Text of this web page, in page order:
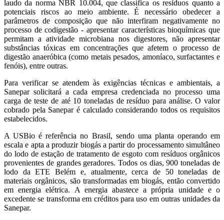
laudo da norma NBR 10.004, que classifica os resíduos quanto a
potenciais riscos ao meio ambiente. É necessário obedecer a
parâmetros de composição que não interfiram negativamente no
processo de codigestão - apresentar características bioquímicas que
permitam a atividade microbiana nos digestores, não apresentar
substâncias tóxicas em concentrações que afetem o processo de
digestão anaeróbica (como metais pesados, amoníaco, surfactantes e
fenóis), entre outras.
Para verificar se atendem às exigências técnicas e ambientais, a
Sanepar solicitará a cada empresa credenciada no processo uma
carga de teste de até 10 toneladas de resíduo para análise. O valor
cobrado pela Sanepar é calculado considerando todos os requisitos
estabelecidos.
A USBio é referência no Brasil, sendo uma planta operando em
escala e apta a produzir biogás a partir do processamento simultâneo
do lodo de estação de tratamento de esgoto com resíduos orgânicos
provenientes de grandes geradores. Todos os dias, 900 toneladas de
lodo da ETE Belém e, atualmente, cerca de 50 toneladas de
materiais orgânicos, são transformadas em biogás, então convertido
em energia elétrica. A energia abastece a própria unidade e o
excedente se transforma em créditos para uso em outras unidades da
Sanepar.